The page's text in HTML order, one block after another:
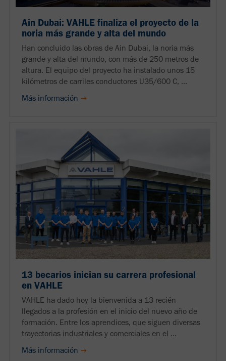
Ain Dubai: VAHLE finaliza el proyecto de la
noria más grande y alta del mundo
Han concluido las obras de Ain Dubai, la noria más
grande y alta del mundo, con más de 250 metros de
altura. El equipo del proyecto ha instalado unos 15
kilómetros de carriles conductores U35/600 C, ...
Más información
13 becarios inician su carrera profesional
en VAHLE
VAHLE ha dado hoy la bienvenida a 13 recién
llegados a la profesión en el inicio del nuevo año de
formación. Entre los aprendices, que siguen diversas
trayectorias industriales y comerciales en el ...
Más información